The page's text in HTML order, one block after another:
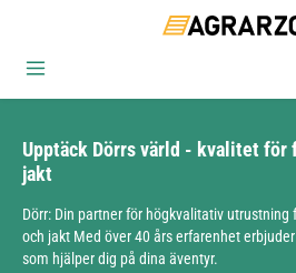
Upptäck Dörrs värld - kvalitet
jakt
Dörr: Din partner för högkvalitativ
och jakt Med över 40 års erfarenhet
som hjälper dig på dina äventyr.